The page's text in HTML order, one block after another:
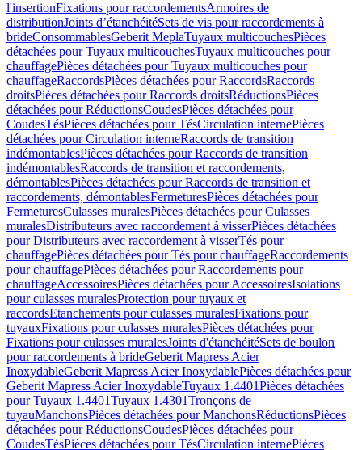
l'insertionFixations pour raccordementsArmoires de
distributionJoints d’étanchéitéSets de vis pour raccordements à
brideConsommablesGeberit MeplaTuyaux multicouchesPièces
détachées pour Tuyaux multicouchesTuyaux multicouches pour
chauffagePièces détachées pour Tuyaux multicouches pour
chauffageRaccordsPièces détachées pour RaccordsRaccords
droitsPièces détachées pour Raccords droitsRéductionsPièces
détachées pour RéductionsCoudesPièces détachées pour
CoudesTésPièces détachées pour TésCirculation internePièces
détachées pour Circulation interneRaccords de transition
indémontablesPièces détachées pour Raccords de transition
indémontablesRaccords de transition et raccordements,
démontablesPièces détachées pour Raccords de transition et
raccordements, démontablesFermeturesPièces détachées pour
FermeturesCulasses muralesPièces détachées pour Culasses
muralesDistributeurs avec raccordement à visserPièces détachées
pour Distributeurs avec raccordement à visserTés pour
chauffagePièces détachées pour Tés pour chauffageRaccordements
pour chauffagePièces détachées pour Raccordements pour
chauffageAccessoiresPièces détachées pour AccessoiresIsolations
pour culasses muralesProtection pour tuyaux et
raccordsEtanchements pour culasses muralesFixations pour
tuyauxFixations pour culasses muralesPièces détachées pour
Fixations pour culasses muralesJoints d'étanchéitéSets de boulon
pour raccordements à brideGeberit Mapress Acier
InoxydableGeberit Mapress Acier InoxydablePièces détachées pour
Geberit Mapress Acier InoxydableTuyaux 1.4401Pièces détachées
pour Tuyaux 1.4401Tuyaux 1.4301Tronçons de
tuyauManchonsPièces détachées pour ManchonsRéductionsPièces
détachées pour RéductionsCoudesPièces détachées pour
CoudesTésPièces détachées pour TésCirculation internePièces